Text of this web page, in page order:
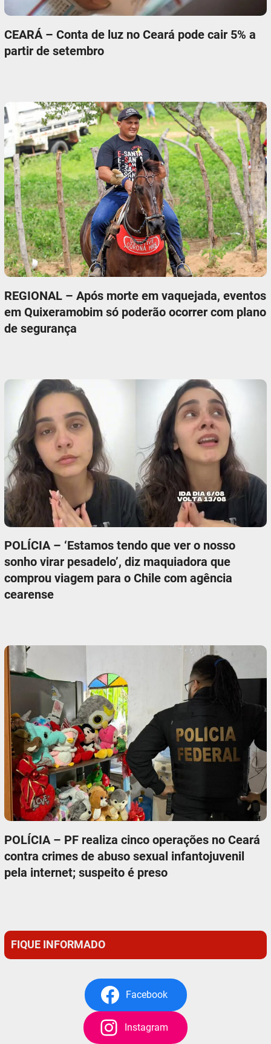
CEARÁ – Conta de luz no Ceará pode cair 5% a
partir de setembro
REGIONAL – Após morte em vaquejada, eventos
em Quixeramobim só poderão ocorrer com plano
de segurança
POLÍCIA – ‘Estamos tendo que ver o nosso
sonho virar pesadelo’, diz maquiadora que
comprou viagem para o Chile com agência
cearense
POLÍCIA – PF realiza cinco operações no Ceará
contra crimes de abuso sexual infantojuvenil
pela internet; suspeito é preso
FIQUE INFORMADO
Facebook
Instagram